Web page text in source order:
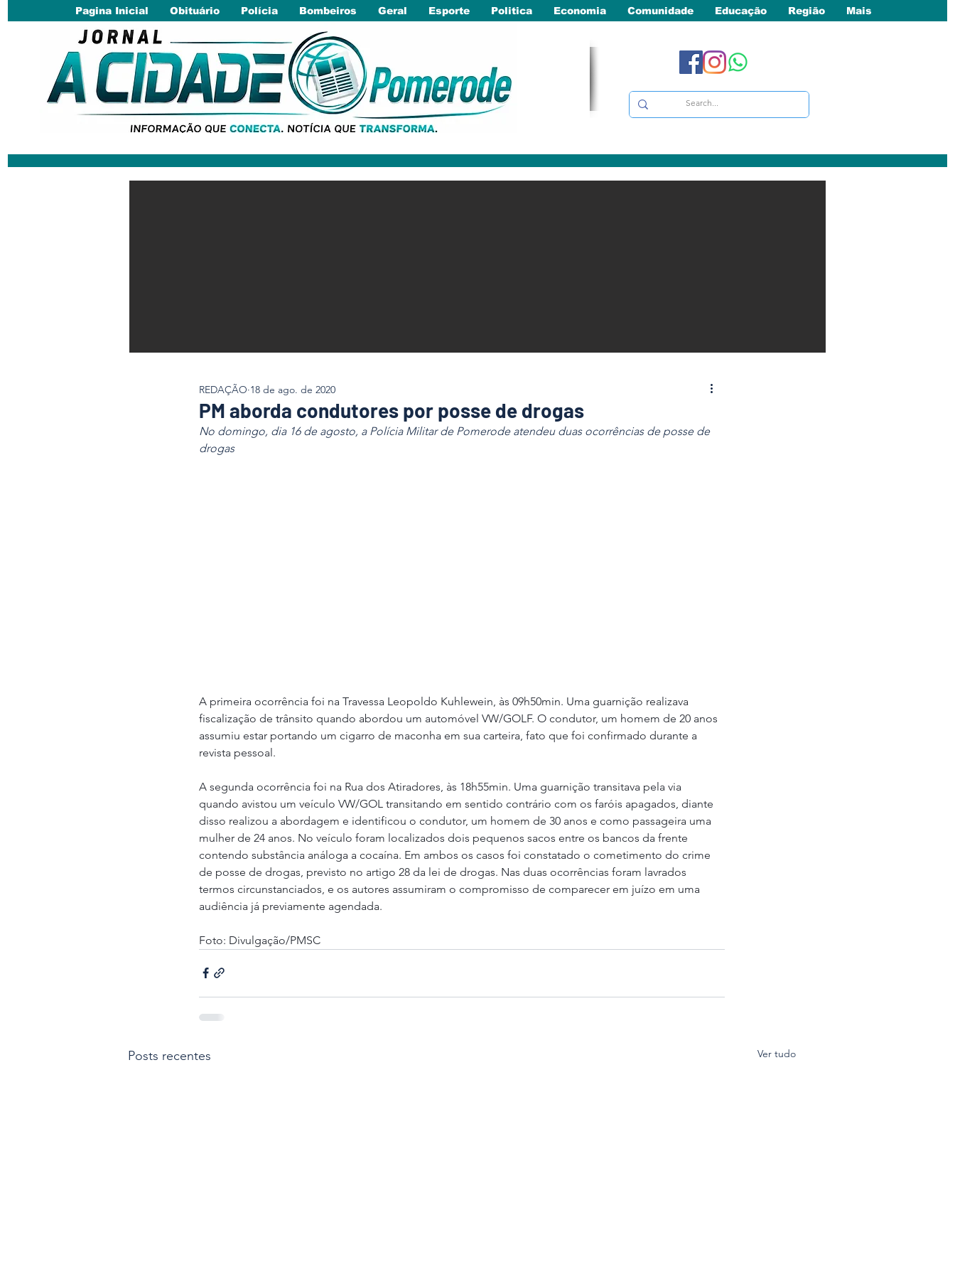
Pagina Inicial Obituário Polícia Bombeiros Geral Esporte Politica Economia Comunidade Educação Região Mais
PM aborda condutores por posse de drogas
REDAÇÃO 18 de ago. de 2020
No domingo, dia 16 de agosto, a Polícia Militar de Pomerode atendeu duas ocorrências de posse de
drogas
A primeira ocorrência foi na Travessa Leopoldo Kuhlewein, às 09h50min. Uma guarnição realizava
fiscalização de trânsito quando abordou um automóvel VW/GOLF. O condutor, um homem de 20 anos
assumiu estar portando um cigarro de maconha em sua carteira, fato que foi confirmado durante a
revista pessoal.
A segunda ocorrência foi na Rua dos Atiradores, às 18h55min. Uma guarnição transitava pela via
quando avistou um veículo VW/GOL transitando em sentido contrário com os faróis apagados, diante
disso realizou a abordagem e identificou o condutor, um homem de 30 anos e como passageira uma
mulher de 24 anos. No veículo foram localizados dois pequenos sacos entre os bancos da frente
contendo substância análoga a cocaína. Em ambos os casos foi constatado o cometimento do crime
de posse de drogas, previsto no artigo 28 da lei de drogas. Nas duas ocorrências foram lavrados
termos circunstanciados, e os autores assumiram o compromisso de comparecer em juízo em uma
audiência já previamente agendada.
Foto: Divulgação/PMSC
Posts recentes Ver tudo